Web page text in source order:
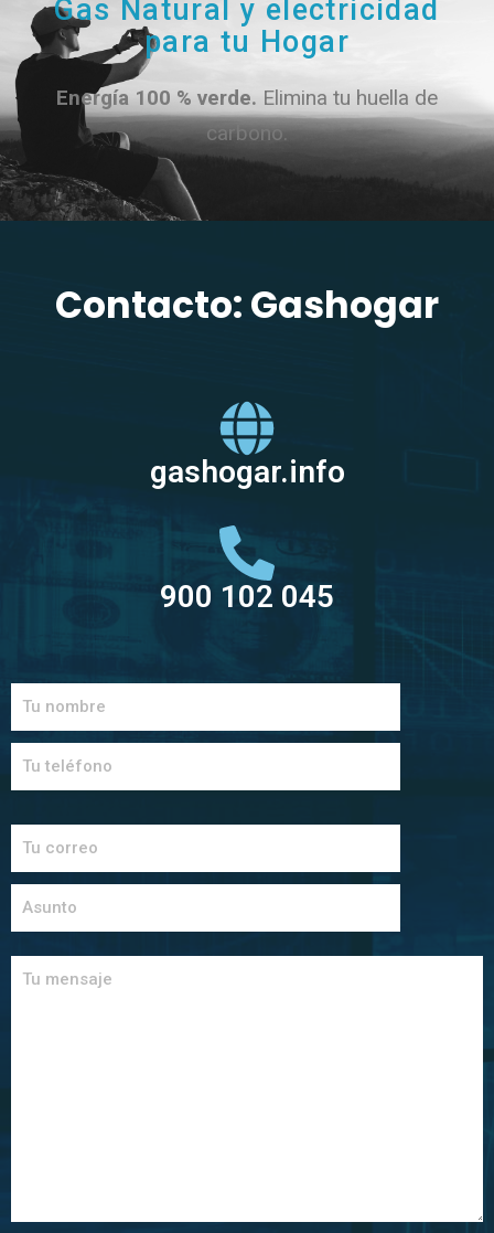
Gas Natural y electricidad
para tu Hogar
Energía 100 % verde. Elimina tu huella de
carbono.
Contacto: Gashogar
gashogar.info
900 102 045